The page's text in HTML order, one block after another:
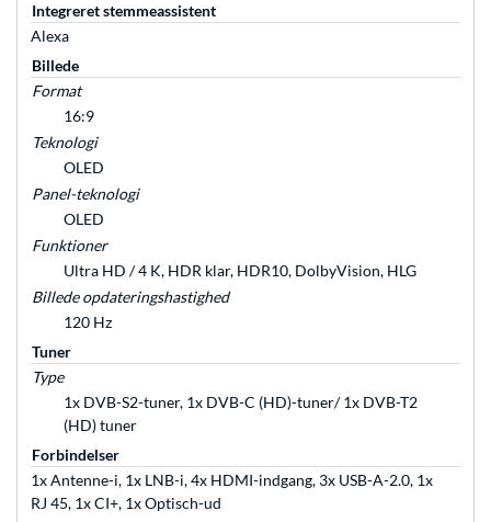
Integreret stemmeassistent
Alexa
Billede
Format
16:9
Teknologi
OLED
Panel-teknologi
OLED
Funktioner
Ultra HD / 4 K, HDR klar, HDR10, DolbyVision, HLG
Billede opdateringshastighed
120 Hz
Tuner
Type
1x DVB-S2-tuner, 1x DVB-C (HD)-tuner/ 1x DVB-T2
(HD) tuner
Forbindelser
1x Antenne-i, 1x LNB-i, 4x HDMI-indgang, 3x USB-A-2.0, 1x
RJ 45, 1x CI+, 1x Optisch-ud